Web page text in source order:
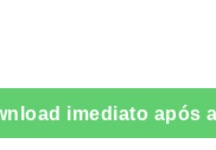
imediato após